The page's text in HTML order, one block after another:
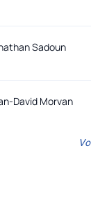
Sadoun
Jean-David Morvan